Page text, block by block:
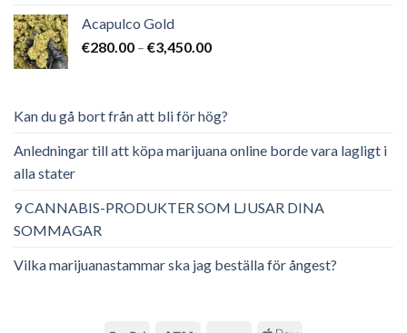
€3,600.00
Acapulco Gold
€280.00 – €3,450.00Prisintervall:
Kan du gå bort från att bli för hög?
Anledningar till att köpa marijuana online borde vara lagligt i
alla stater
9 CANNABIS-PRODUKTER SOM LJUSAR DINA
SOMMAGAR
Vilka marijuanastammar ska jag beställa för ångest?